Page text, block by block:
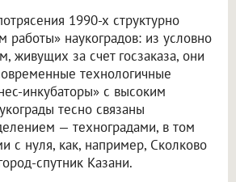
1990-х структурно
работы» наукоградов: из условно
живущих за счет госзаказа, они
технологичные
инкубаторы» с высоким
тесно связаны
— техноградами, в том
с нуля, как, например, Сколково
спутник Казани.